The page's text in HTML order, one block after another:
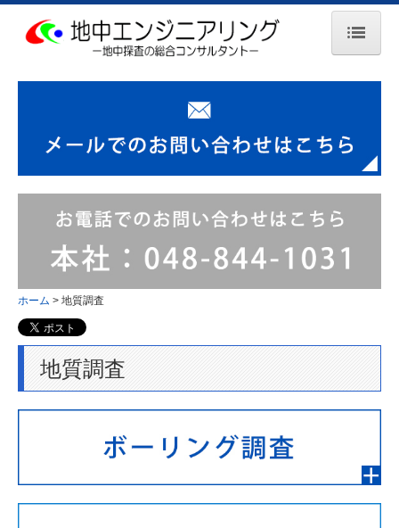
地中探査
埋設管調査
障害物調査
鉄筋調査
漏水調査
音聴調査
ホーム 地質調査
地質調査